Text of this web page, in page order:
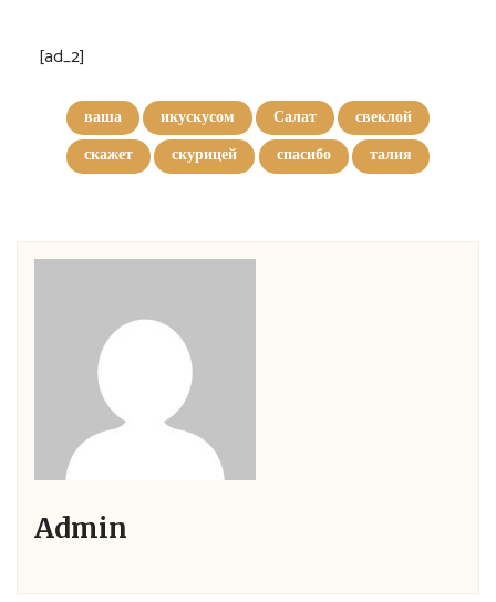
[ad_2]
ваша икускусом Салат
свеклой
скажет
скурицей спасибо талия
Admin